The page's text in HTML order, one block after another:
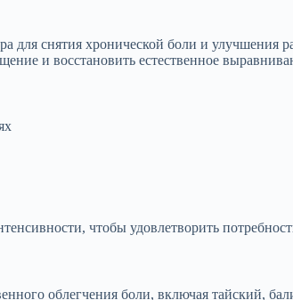
для снятия хронической боли и улучшения
и восстановить естественное
чтобы удовлетворить
облегчения боли, включая тайский,